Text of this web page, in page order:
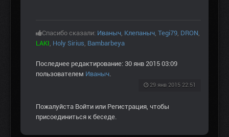
Спасибо сказали: Иваныч Клепаныч Tegi79 DRON
LAKI Holy Sirius Bambarbeya
Последнее редактирование: 30 янв 2015 03:09
пользователем Иваныч
29 янв 2015 22:51
Пожалуйста Войти или Регистрация , чтобы
присоединиться к беседе.